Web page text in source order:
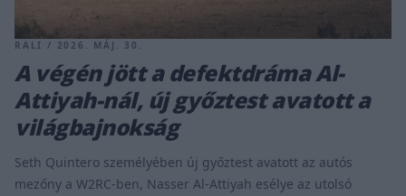
RALI / 2026. MÁJ. 30.
A végén jött a defektdráma Al-
Attiyah-nál, új győztest avatott a
világbajnokság
Seth Quintero személyében új győztest avatott az autós
mezőny a W2RC-ben, Nasser Al-Attiyah esélye az utolsó